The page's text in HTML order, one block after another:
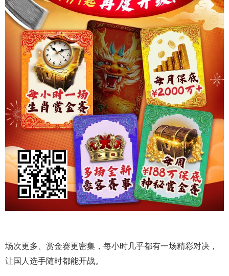
场次更多、赏金赛更密集，每小时几乎都有一场精彩对决，
让国人选手随时都能开战。